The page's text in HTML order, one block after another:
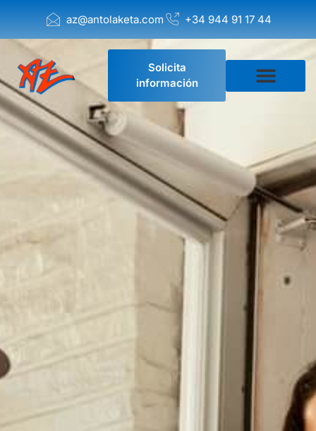
az@antolaketa.com +34 944 91 17 44
Solicita
información